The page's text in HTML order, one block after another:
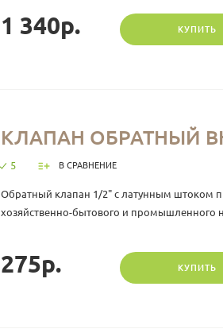
1 340р. КУПИТЬ
КЛАПАН ОБРАТНЫЙ
5 В СРАВНЕНИЕ
Обратный клапан 1/2" с латунным штоком
хозяйственно-бытового и промышленного
275р. КУПИТЬ